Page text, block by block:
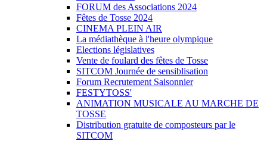
FORUM des Associations 2024
Fêtes de Tosse 2024
CINEMA PLEIN AIR
La médiathèque à l'heure olympique
Elections législatives
Vente de foulard des fêtes de Tosse
SITCOM Journée de sensiblisation
Forum Recrutement Saisonnier
FESTYTOSS'
ANIMATION MUSICALE AU MARCHE DE
TOSSE
Distribution gratuite de composteurs par le
SITCOM